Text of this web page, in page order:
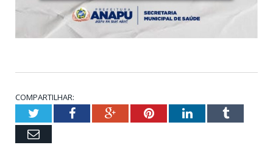
COMPARTILHAR:
TwitterFacebookGoogle+PinterestLinkedInTumblr
Email